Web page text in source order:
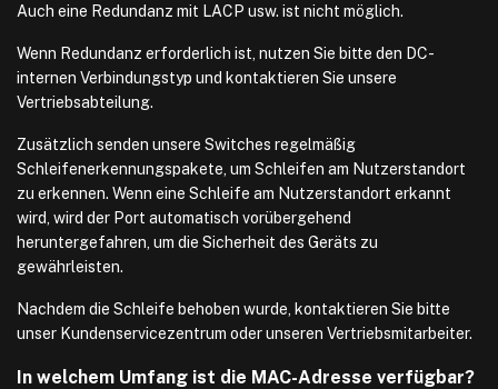
Auch eine Redundanz mit LACP usw. ist nicht möglich.
Wenn Redundanz erforderlich ist, nutzen Sie bitte den DC-
internen Verbindungstyp und kontaktieren Sie unsere
Vertriebsabteilung.
Zusätzlich senden unsere Switches regelmäßig
Schleifenerkennungspakete, um Schleifen am Nutzerstandort
zu erkennen. Wenn eine Schleife am Nutzerstandort erkannt
wird, wird der Port automatisch vorübergehend
heruntergefahren, um die Sicherheit des Geräts zu
gewährleisten.
Nachdem die Schleife behoben wurde, kontaktieren Sie bitte
unser Kundenservicezentrum oder unseren Vertriebsmitarbeiter.
In welchem Umfang ist die MAC-Adresse verfügbar?